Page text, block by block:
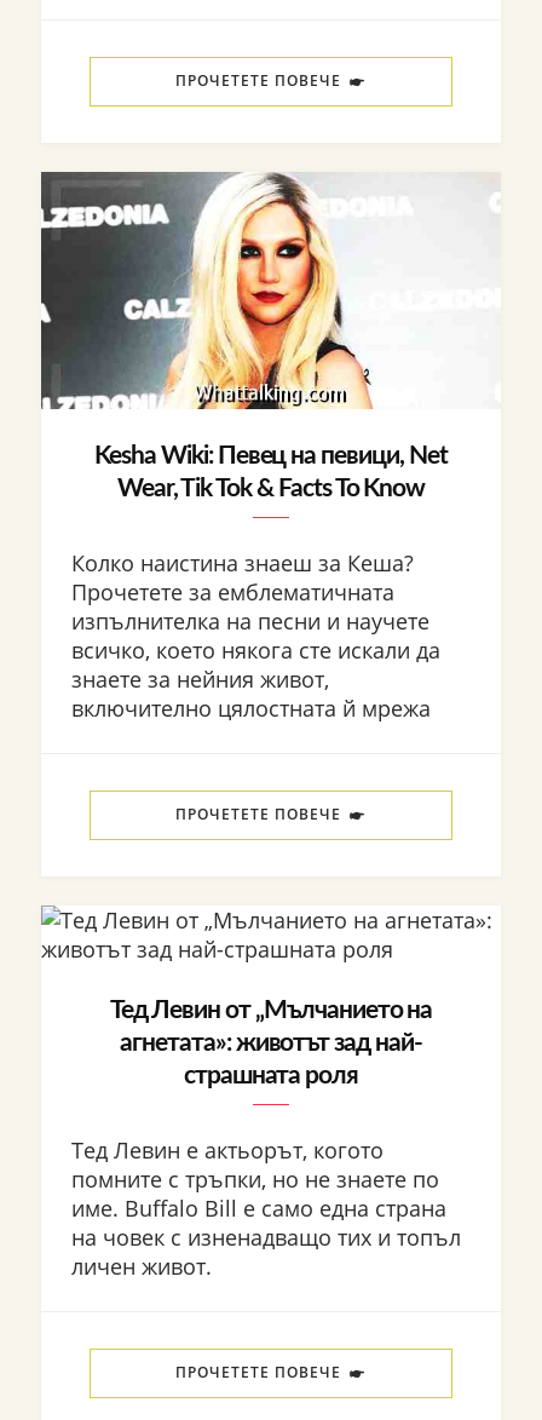
ПРОЧЕТЕТЕ ПОВЕЧЕ
Kesha Wiki: Певец на певици, Net
Wear, Tik Tok & Facts To Know
Колко наистина знаеш за Кеша?
Прочетете за емблематичната
изпълнителка на песни и научете
всичко, което някога сте искали да
знаете за нейния живот,
включително цялостната й мрежа
ПРОЧЕТЕТЕ ПОВЕЧЕ
Тед Левин от „Мълчанието на
агнетата»: животът зад най-
страшната роля
Тед Левин е актьорът, когото
помните с тръпки, но не знаете по
име. Buffalo Bill е само една страна
на човек с изненадващо тих и топъл
личен живот.
ПРОЧЕТЕТЕ ПОВЕЧЕ